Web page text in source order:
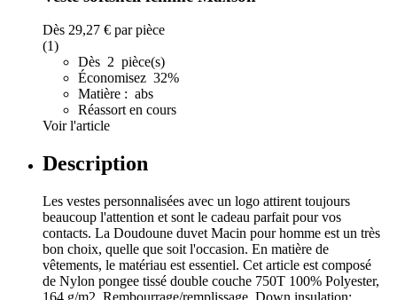
Dès 29,27 € par pièce
(1)
Dès 2 pièce(s)
Économisez 32%
Matière : abs
Réassort en cours
Voir l'article
Description
Les vestes personnalisées avec un logo attirent toujours
beaucoup l'attention et sont le cadeau parfait pour vos
contacts. La Doudoune duvet Macin pour homme est un très
bon choix, quelle que soit l'occasion. En matière de
vêtements, le matériau est essentiel. Cet article est composé
de Nylon pongee tissé double couche 750T 100% Polyester,